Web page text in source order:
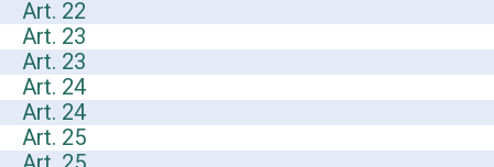
Art. 22
Art. 23
Art. 23
Art. 24
Art. 24
Art. 25